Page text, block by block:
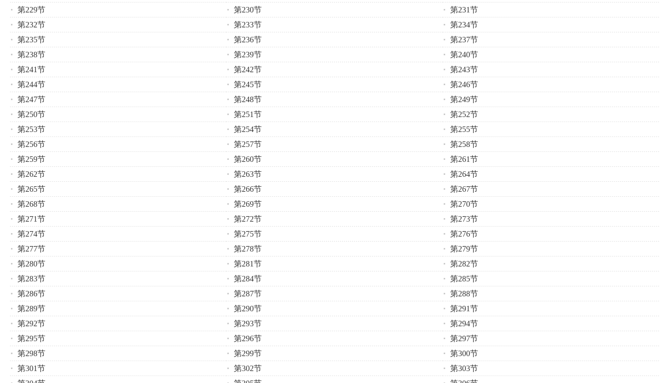
第229节
第230节
第231节
第232节
第233节
第234节
第235节
第236节
第237节
第238节
第239节
第240节
第241节
第242节
第243节
第244节
第245节
第246节
第247节
第248节
第249节
第250节
第251节
第252节
第253节
第254节
第255节
第256节
第257节
第258节
第259节
第260节
第261节
第262节
第263节
第264节
第265节
第266节
第267节
第268节
第269节
第270节
第271节
第272节
第273节
第274节
第275节
第276节
第277节
第278节
第279节
第280节
第281节
第282节
第283节
第284节
第285节
第286节
第287节
第288节
第289节
第290节
第291节
第292节
第293节
第294节
第295节
第296节
第297节
第298节
第299节
第300节
第301节
第302节
第303节